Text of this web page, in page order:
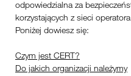
odpowiedzialna za
korzystających z sieci
Poniżej dowiesz się:
Czym jest CERT?
Do jakich organizacji należymy